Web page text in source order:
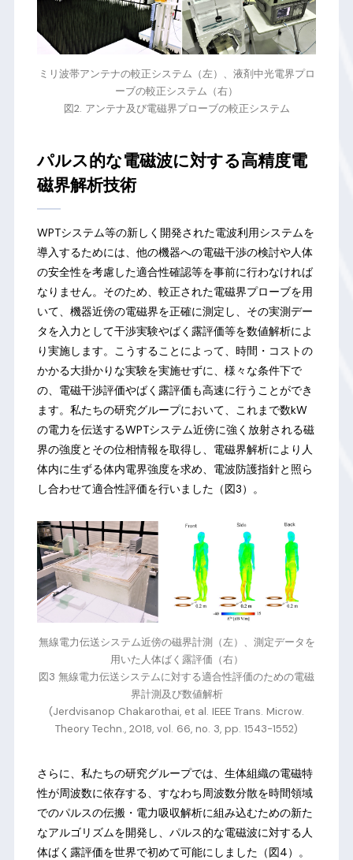
ミリ波帯アンテナの較正システム（左）、液剤中光電界プロ
ーブの較正システム（右）
図2. アンテナ及び電磁界プローブの較正システム
パルス的な電磁波に対する高精度電
磁界解析技術
WPTシステム等の新しく開発された電波利用システムを
導入するためには、他の機器への電磁干渉の検討や人体
の安全性を考慮した適合性確認等を事前に行わなければ
なりません。そのため、較正された電磁界プローブを用
いて、機器近傍の電磁界を正確に測定し、その実測デー
タを入力として干渉実験やばく露評価等を数値解析によ
り実施します。こうすることによって、時間・コストの
かかる大掛かりな実験を実施せずに、様々な条件下で
の、電磁干渉評価やばく露評価も高速に行うことができ
ます。私たちの研究グループにおいて、これまで数kW
の電力を伝送するWPTシステム近傍に強く放射される磁
界の強度とその位相情報を取得し、電磁界解析により人
体内に生ずる体内電界強度を求め、電波防護指針と照ら
し合わせて適合性評価を行いました（図3）。
無線電力伝送システム近傍の磁界計測（左）、測定データを
用いた人体ばく露評価（右）
図3 無線電力伝送システムに対する適合性評価のための電磁
界計測及び数値解析
(Jerdvisanop Chakarothai, et al. IEEE Trans. Microw.
Theory Techn., 2018, vol. 66, no. 3, pp. 1543-1552)
さらに、私たちの研究グループでは、生体組織の電磁特
性が周波数に依存する、すなわち周波数分散を時間領域
でのパルスの伝搬・電力吸収解析に組み込むための新た
なアルゴリズムを開発し、パルス的な電磁波に対する人
体ばく露評価を世界で初めて可能にしました（図4）。